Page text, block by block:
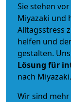
Sie stehen
Miyazaki und
Alltagsstress
helfen und
gestalten.
Lösung für
nach Miyazaki.
Wir sind